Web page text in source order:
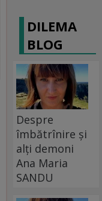
DILEMA
BLOG
Despre
îmbătrînire și
alți demoni
Ana Maria
SANDU